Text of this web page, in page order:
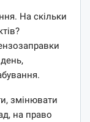
На скільки
змінювати
на право